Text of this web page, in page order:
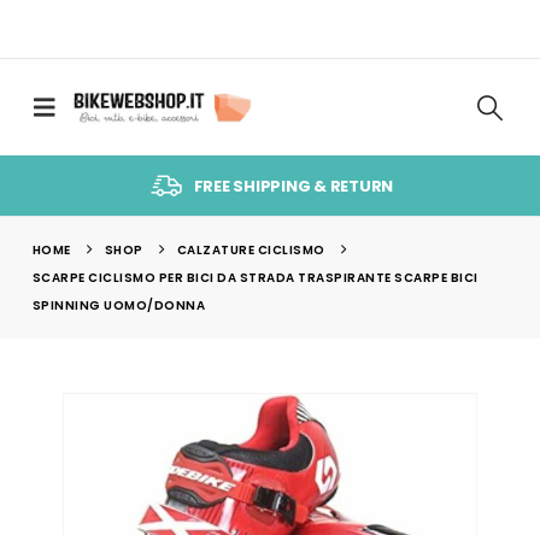
FREE SHIPPING & RETURN
HOME SHOP
CALZATURE CICLISMO
SCARPE CICLISMO PER BICI DA STRADA TRASPIRANTE SCARPE BICI
SPINNING UOMO/DONNA